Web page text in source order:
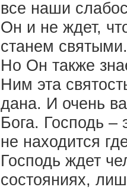
все наши
Он и не ждет,
станем
Но Он также
Ним эта
дана. И очень
Бога. Господь –
не находится
Господь ждет
состояниях,